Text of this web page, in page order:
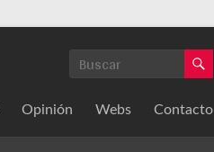
Opinión Webs Contacto